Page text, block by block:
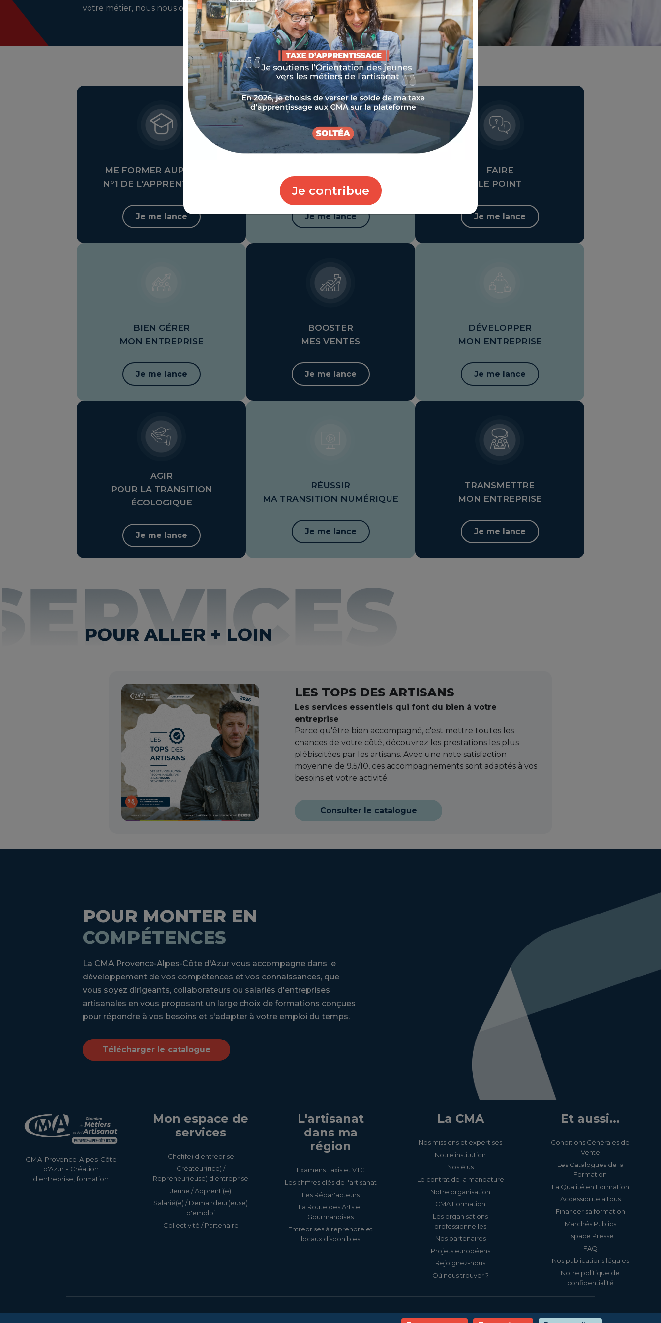
Je contribue
votre métier, nous nous occupons du reste !
ME FORMER AUPRÈS DU
N°1 DE L'APPRENTISSAGE
Je me lance
MON ENTREPRISE
Je me lance
FAIRE
LE POINT
Je me lance
BIEN GÉRER
MON ENTREPRISE
Je me lance
BOOSTER
MES VENTES
Je me lance
DÉVELOPPER
MON ENTREPRISE
Je me lance
AGIR
POUR LA TRANSITION
ÉCOLOGIQUE
Je me lance
RÉUSSIR
MA TRANSITION NUMÉRIQUE
Je me lance
TRANSMETTRE
MON ENTREPRISE
Je me lance
POUR ALLER + LOIN
LES TOPS DES ARTISANS
Les services essentiels qui font du bien à votre
entreprise
Parce qu'être bien accompagné, c'est mettre toutes les
chances de votre côté, découvrez les prestations les plus
plébiscitées par les artisans. Avec une note satisfaction
moyenne de 9.5/10, ces accompagnements sont adaptés à vos
besoins et votre activité.
Consulter le catalogue
POUR MONTER EN
COMPÉTENCES
La CMA Provence-Alpes-Côte d'Azur vous accompagne dans le
développement de vos compétences et vos connaissances, que
vous soyez dirigeants, collaborateurs ou salariés d'entreprises
artisanales en vous proposant un large choix de formations conçues
pour répondre à vos besoins et s'adapter à votre emploi du temps.
Télécharger le catalogue
CMA Provence-Alpes-Côte
d'Azur - Création
d'entreprise, formation
Mon espace de
services
Chef(fe) d'entreprise
Créateur(rice) /
Repreneur(euse) d'entreprise
Jeune / Apprenti(e)
Salarié(e) / Demandeur(euse)
d'emploi
Collectivité / Partenaire
L'artisanat
dans ma
région
Examens Taxis et VTC
Les chiffres clés de l'artisanat
Les Répar'acteurs
La Route des Arts et
Gourmandises
Entreprises à reprendre et
locaux disponibles
La CMA
Nos missions et expertises
Notre institution
Nos élus
Le contrat de la mandature
Notre organisation
CMA Formation
Les organisations
professionnelles
Nos partenaires
Projets européens
Rejoignez-nous
Où nous trouver ?
Et aussi...
Conditions Générales de
Vente
Les Catalogues de la
Formation
La Qualité en Formation
Accessibilité à tous
Financer sa formation
Marchés Publics
Espace Presse
FAQ
Nos publications légales
Notre politique de
confidentialité